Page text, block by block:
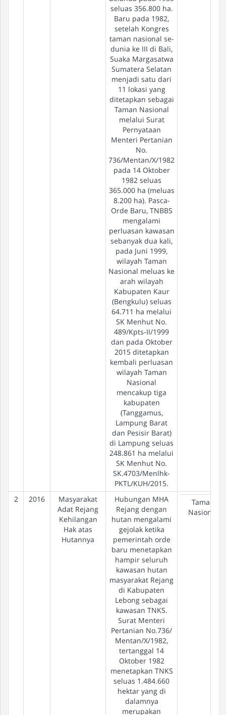
seluas 356.800 ha.
Baru pada 1982,
setelah Kongres
taman nasional se-
dunia ke III di Bali,
Suaka Margasatwa
Sumatera Selatan
menjadi satu dari
11 lokasi yang
ditetapkan sebagai
Taman Nasional
melalui Surat
Pernyataan
Menteri Pertanian
No.
736/Mentan/X/1982
pada 14 Oktober
1982 seluas
365.000 ha (meluas
8.200 ha). Pasca-
Orde Baru, TNBBS
mengalami
perluasan kawasan
sebanyak dua kali,
pada Juni 1999,
wilayah Taman
Nasional meluas ke
arah wilayah
Kabupaten Kaur
(Bengkulu) seluas
64.711 ha melalui
SK Menhut No.
489/Kpts-II/1999
dan pada Oktober
2015 ditetapkan
kembali perluasan
wilayah Taman
Nasional
mencakup tiga
kabupaten
(Tanggamus,
Lampung Barat
dan Pesisir Barat)
di Lampung seluas
248.861 ha melalui
SK Menhut No.
SK.4703/Menlhk-
PKTL/KUH/2015.
2 2016
Masyarakat
Adat Rejang
Kehilangan
Hak atas
Hutannya
Hubungan MHA
Rejang dengan
hutan mengalami
gejolak ketika
pemerintah orde
baru menetapkan
hampir seluruh
kawasan hutan
masyarakat Rejang
di Kabupaten
Lebong sebagai
kawasan TNKS.
Surat Menteri
Pertanian No.736/
Mentan/X/1982,
tertanggal 14
Oktober 1982
menetapkan TNKS
seluas 1.484.660
hektar yang di
dalamnya
merupakan
Taman
Nasional